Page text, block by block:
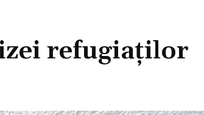
refugiaților